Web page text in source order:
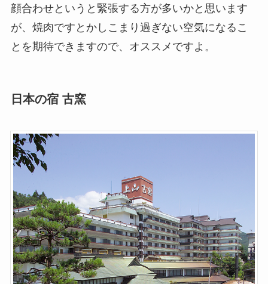
顔合わせというと緊張する方が多いかと思います
が、焼肉ですとかしこまり過ぎない空気になるこ
とを期待できますので、オススメですよ。
日本の宿 古窯